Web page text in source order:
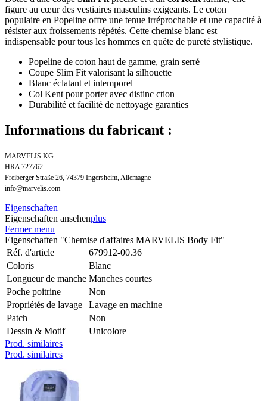
figure au cœur des vestiaires masculins exigeants. Le coton
populaire en Popeline offre une tenue irréprochable et une capacité à
résister aux froissements répétés. Cette chemise blanc est
indispensable pour tous les hommes en quête de pureté stylistique.
Popeline de coton haut de gamme, grain serré
Coupe Slim Fit valorisant la silhouette
Blanc éclatant et intemporel
Col Kent pour porter avec distinc ction
Durabilité et facilité de nettoyage garanties
Informations du fabricant :
MARVELIS KG
HRA 727762
Freiberger Straße 26, 74379 Ingersheim, Allemagne
info@marvelis.com
Eigenschaften
Eigenschaften ansehenplus
Fermer menu
Eigenschaften "Chemise d'affaires MARVELIS Body Fit"
Réf. d'article
679912-00.36
Coloris
Blanc
Longueur de manche Manches courtes
Poche poitrine
Non
Propriétés de lavage
Lavage en machine
Patch
Non
Dessin & Motif
Unicolore
Prod. similaires
Prod. similaires